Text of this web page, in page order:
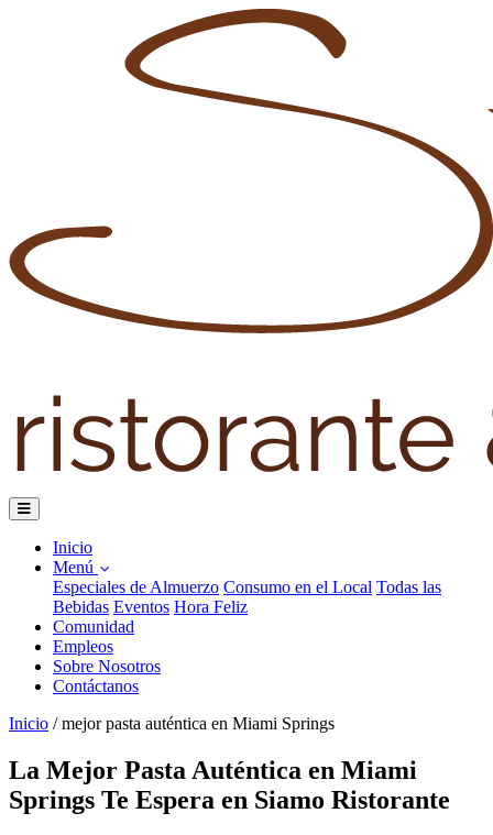
Inicio
Menú
Especiales de Almuerzo Consumo en el Local Todas las
Bebidas Eventos Hora Feliz
Comunidad
Empleos
Sobre Nosotros
Contáctanos
Inicio / mejor pasta auténtica en Miami Springs
La Mejor Pasta Auténtica en Miami
Springs Te Espera en Siamo Ristorante